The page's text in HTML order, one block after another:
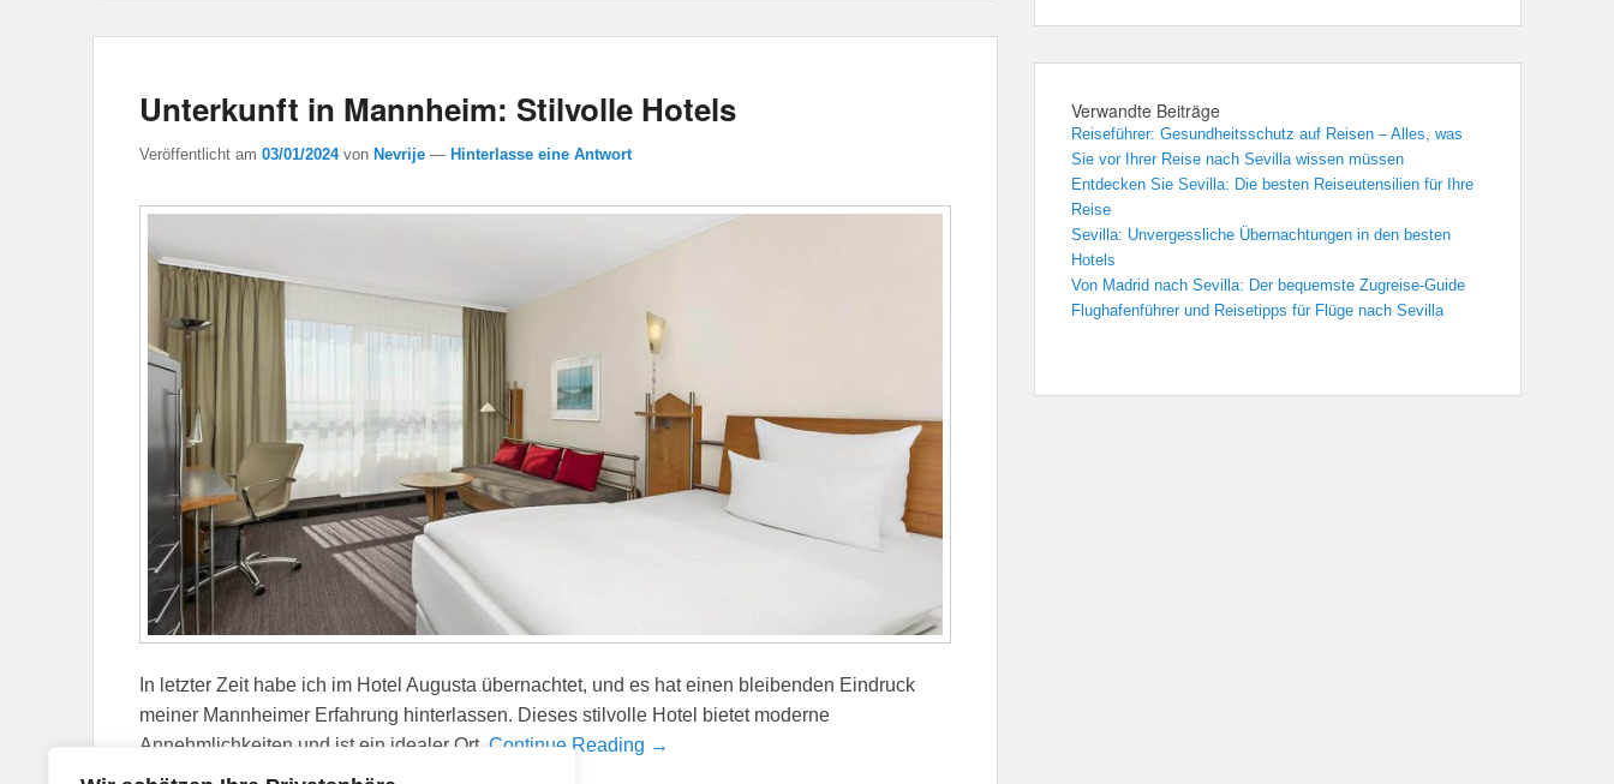
Unterkunft in Mannheim: Stilvolle Hotels
Veröffentlicht am 03/01/2024 von Nevrije — Hinterlasse eine Antwort
In letzter Zeit habe ich im Hotel Augusta übernachtet, und es hat einen bleibenden Eindruck
meiner Mannheimer Erfahrung hinterlassen. Dieses stilvolle Hotel bietet moderne
Annehmlichkeiten und ist ein idealer Ort, Continue Reading →
Verwandte Beiträge
Reiseführer: Gesundheitsschutz auf Reisen – Alles, was
Sie vor Ihrer Reise nach Sevilla wissen müssen
Entdecken Sie Sevilla: Die besten Reiseutensilien für Ihre
Reise
Sevilla: Unvergessliche Übernachtungen in den besten
Hotels
Von Madrid nach Sevilla: Der bequemste Zugreise-Guide
Flughafenführer und Reisetipps für Flüge nach Sevilla